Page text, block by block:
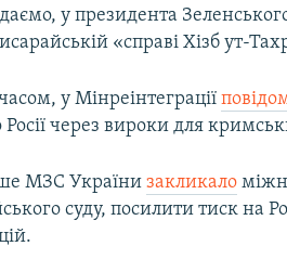
720p
у президента
«справі Хізб ут-
у Мінреінтеграції
через вироки для
МЗС Українизакликало
суду, посилити тиск на